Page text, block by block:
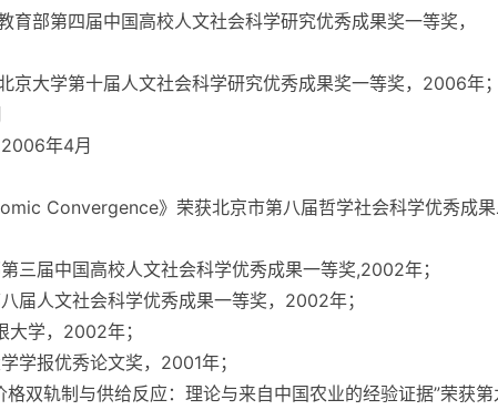
部第四届中国高校人文社会科学研究优秀成果奖一等奖，
京大学第十届人文社会科学研究优秀成果奖一等奖，2006年
年4月
Convergence》荣获北京市第八届哲学社会科学优秀成
三届中国高校人文社会科学优秀成果一等奖,2002年；
届人文社会科学优秀成果一等奖，2002年；
学，2002年；
学报优秀论文奖，2001年；
格双轨制与供给反应：理论与来自中国农业的经验证据”荣获第